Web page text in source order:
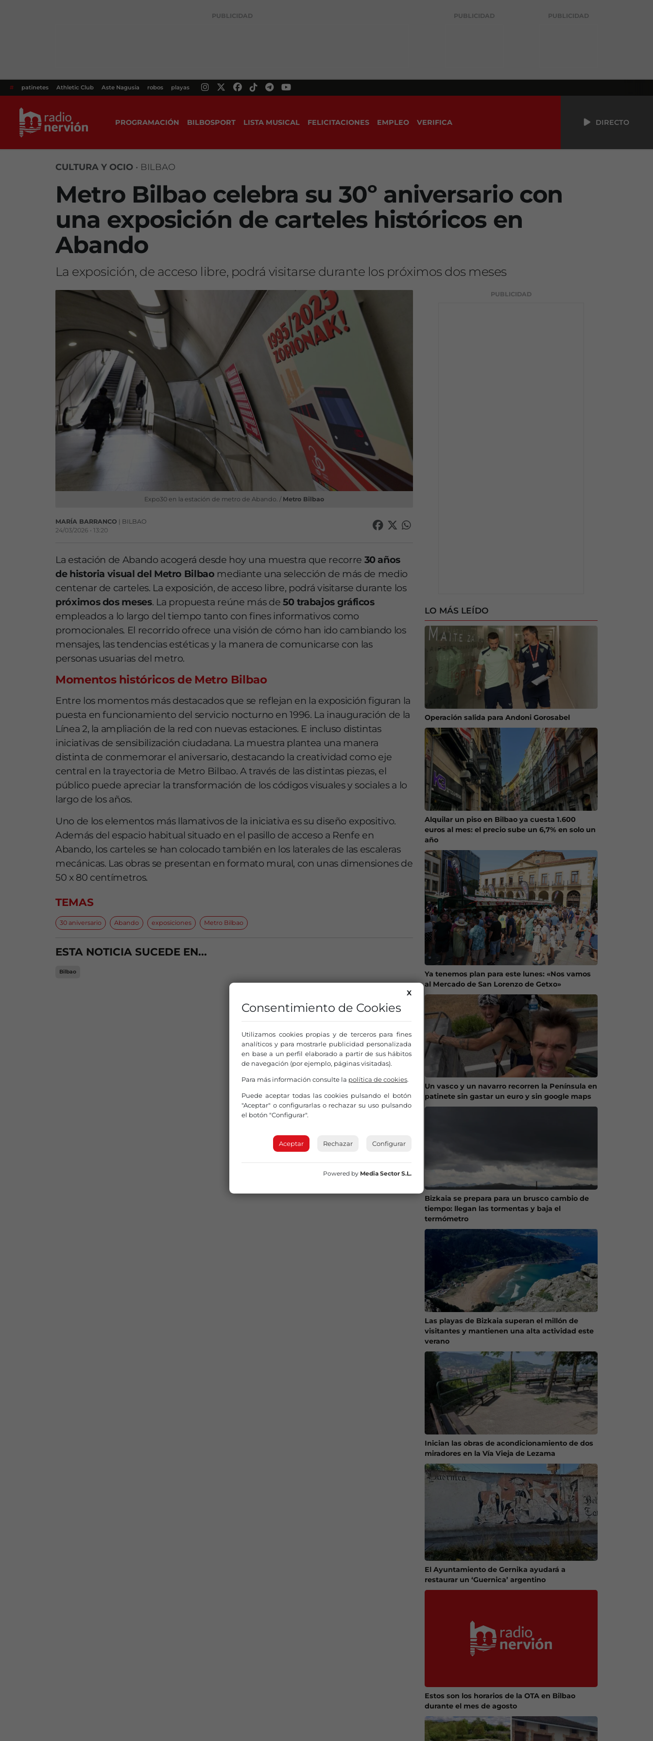
PUBLICIDAD PUBLICIDAD PUBLICIDAD
# patinetes Athletic Club Aste Nagusia robos playas
PROGRAMACIÓN BILBOSPORT LISTA MUSICAL FELICITACIONES EMPLEO VERIFICA DIRECTO
CULTURA Y OCIO • BILBAO
Metro Bilbao celebra su 30º aniversario con
una exposición de carteles históricos en
Abando
La exposición, de acceso libre, podrá visitarse durante los próximos dos meses
Expo30 en la estación de metro de Abando. / Metro Bilbao
MARÍA BARRANCO | BILBAO
24/03/2026 • 13:20
La estación de Abando acogerá desde hoy una muestra que recorre 30 años
de historia visual del Metro Bilbao mediante una selección de más de medio
centenar de carteles. La exposición, de acceso libre, podrá visitarse durante los
próximos dos meses. La propuesta reúne más de 50 trabajos gráficos
empleados a lo largo del tiempo tanto con fines informativos como
promocionales. El recorrido ofrece una visión de cómo han ido cambiando los
mensajes, las tendencias estéticas y la manera de comunicarse con las
personas usuarias del metro.
Momentos históricos de Metro Bilbao
Entre los momentos más destacados que se reflejan en la exposición figuran la
puesta en funcionamiento del servicio nocturno en 1996. La inauguración de la
Línea 2, la ampliación de la red con nuevas estaciones. E incluso distintas
iniciativas de sensibilización ciudadana. La muestra plantea una manera
distinta de conmemorar el aniversario, destacando la creatividad como eje
central en la trayectoria de Metro Bilbao. A través de las distintas piezas, el
público puede apreciar la transformación de los códigos visuales y sociales a lo
largo de los años.
Uno de los elementos más llamativos de la iniciativa es su diseño expositivo.
Además del espacio habitual situado en el pasillo de acceso a Renfe en
Abando, los carteles se han colocado también en los laterales de las escaleras
mecánicas. Las obras se presentan en formato mural, con unas dimensiones de
50 x 80 centímetros.
TEMAS
30 aniversario Abando exposiciones Metro Bilbao
ESTA NOTICIA SUCEDE EN...
Bilbao
PUBLICIDAD
LO MÁS LEÍDO
Operación salida para Andoni Gorosabel
Alquilar un piso en Bilbao ya cuesta 1.600
euros al mes: el precio sube un 6,7% en solo un
año
Ya tenemos plan para este lunes: «Nos vamos
al Mercado de San Lorenzo de Getxo»
Un vasco y un navarro recorren la Península en
patinete sin gastar un euro y sin google maps
Bizkaia se prepara para un brusco cambio de
tiempo: llegan las tormentas y baja el
termómetro
Las playas de Bizkaia superan el millón de
visitantes y mantienen una alta actividad este
verano
Inician las obras de acondicionamiento de dos
miradores en la Vía Vieja de Lezama
El Ayuntamiento de Gernika ayudará a
restaurar un ‘Guernica’ argentino
Estos son los horarios de la OTA en Bilbao
durante el mes de agosto
X
Consentimiento de Cookies
Utilizamos cookies propias y de terceros para fines
analíticos y para mostrarle publicidad personalizada
en base a un perfil elaborado a partir de sus hábitos
de navegación (por ejemplo, páginas visitadas).
Para más información consulte la política de cookies.
Puede aceptar todas las cookies pulsando el botón
"Aceptar" o configurarlas o rechazar su uso pulsando
el botón "Configurar".
Aceptar Rechazar Configurar
Powered by Media Sector S.L.